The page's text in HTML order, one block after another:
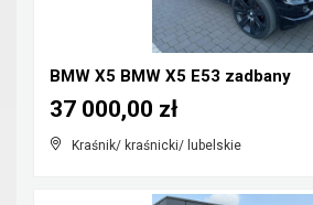
BMW X5 BMW X5 E53 zadbany
Kraśnik/ kraśnicki/ lubelskie
37 000,00 zł